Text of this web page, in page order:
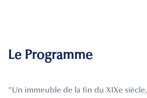
Le Programme
"Un immeuble de la fin du XIXe siècle,